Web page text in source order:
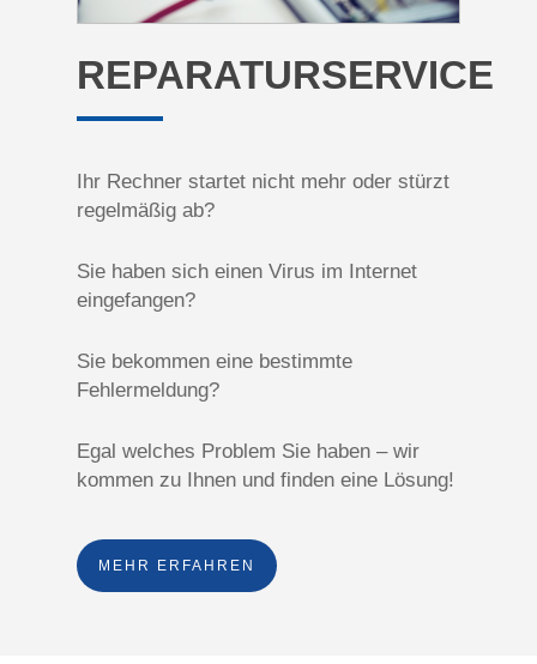
REPARATURSERVICE
Ihr Rechner startet nicht mehr oder stürzt
regelmäßig ab?
Sie haben sich einen Virus im Internet
eingefangen?
Sie bekommen eine bestimmte
Fehlermeldung?
Egal welches Problem Sie haben – wir
kommen zu Ihnen und finden eine Lösung!
MEHR ERFAHREN